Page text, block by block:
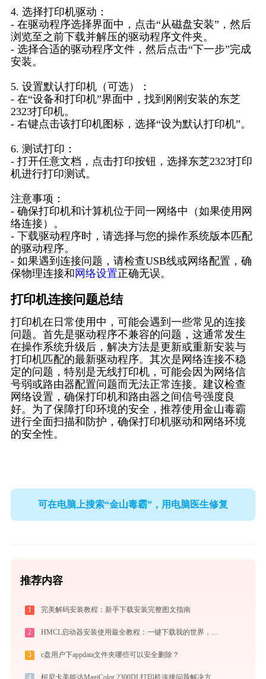
4. 选择打印机驱动：
- 在驱动程序选择界面中，点击“从磁盘安装”，然后
浏览至之前下载并解压的驱动程序文件夹。
- 选择合适的驱动程序文件，然后点击“下一步”完成
安装。
5. 设置默认打印机（可选）：
- 在“设备和打印机”界面中，找到刚刚安装的东芝
2323打印机。
- 右键点击该打印机图标，选择“设为默认打印机”。
6. 测试打印：
- 打开任意文档，点击打印按钮，选择东芝2323打印
机进行打印测试。
注意事项：
- 确保打印机和计算机位于同一网络中（如果使用网
络连接）。
- 下载驱动程序时，请选择与您的操作系统版本匹配
的驱动程序。
- 如果遇到连接问题，请检查USB线或网络配置，确
保物理连接和 网络设置正确无误。
打印机连接问题总结
打印机在日常使用中，可能会遇到一些常见的连接
问题。首先是驱动程序不兼容的问题，这通常发生
在操作系统升级后，解决方法是更新或重新安装与
打印机匹配的最新驱动程序。其次是网络连接不稳
定的问题，特别是无线打印机，可能会因为网络信
号弱或路由器配置问题而无法正常连接。建议检查
网络设置，确保打印机和路由器之间信号强度良
好。为了保障打印环境的安全，推荐使用金山毒霸
进行全面扫描和防护，确保打印机驱动和网络环境
的安全性。
可在电脑上搜索“金山毒霸”，用电脑医生修复
推荐内容
1 完美解码安装教程：新手下载安装完整图文指南
2 HMCL启动器安装使用最全教程：一键下载我的世界，轻松搞定Mod与Java配置
3 c盘用户下appdata文件夹哪些可以安全删除？
4 柯尼卡美能达MagiColor 2300DL打印机连接问题解决方法 - 金山毒霸